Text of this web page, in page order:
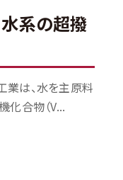
水系の超撥
業は、水を主原料
化合物（V...